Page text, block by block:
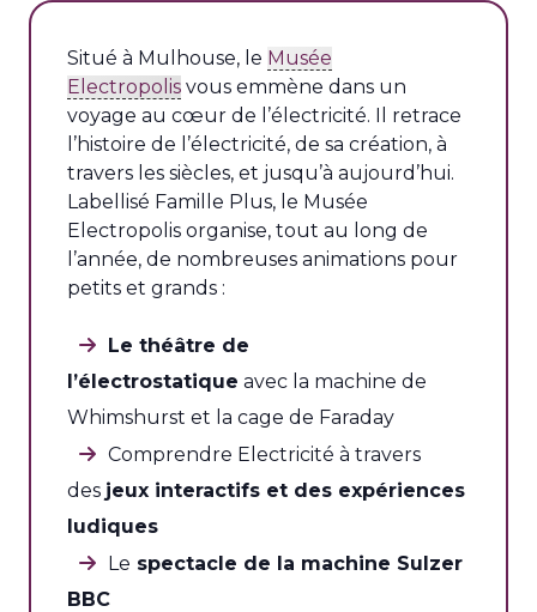
Situé à Mulhouse, le Musée
Electropolis vous emmène dans un
voyage au cœur de l’électricité. Il retrace
l’histoire de l’électricité, de sa création, à
travers les siècles, et jusqu’à aujourd’hui.
Labellisé Famille Plus, le Musée
Electropolis organise, tout au long de
l’année, de nombreuses animations pour
petits et grands :
Le théâtre de
l’électrostatique avec la machine de
Whimshurst et la cage de Faraday
Comprendre Electricité à travers
des jeux interactifs et des expériences
ludiques
Le spectacle de la machine Sulzer
BBC